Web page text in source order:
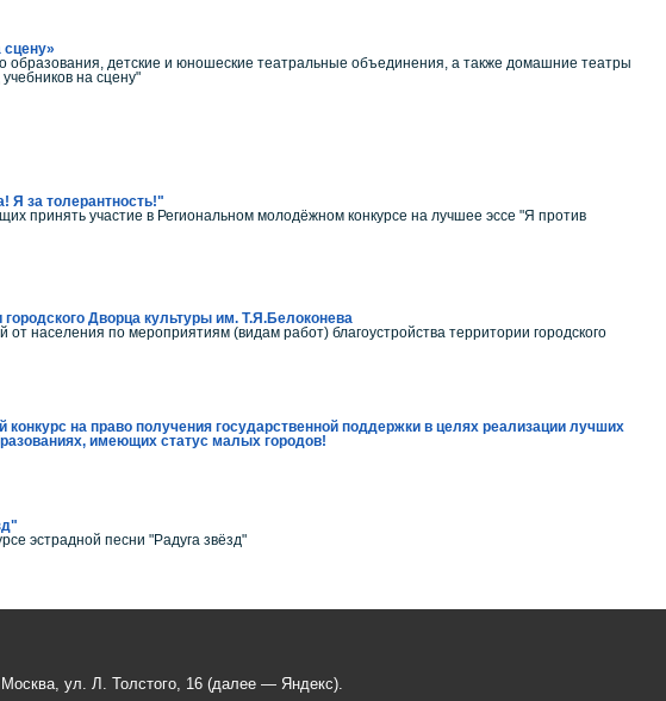
сцену»
детские и юношеские театральные объединения, а также домашние театры
на сцену"
Я за толерантность!"
принять участие в Региональном молодёжном конкурсе на лучшее эссе "Я против
Дворца культуры им. Т.Я.Белоконева
населения по мероприятиям (видам работ) благоустройства территории городского
на право получения государственной поддержки в целях реализации лучших
имеющих статус малых городов!
эстрадной песни "Радуга звёзд"
ул. Л. Толстого, 16 (далее — Яндекс).